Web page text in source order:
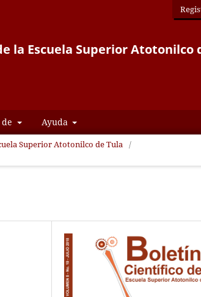
la Escuela Superior Atotonilco
Ayuda
Superior Atotonilco de Tula /